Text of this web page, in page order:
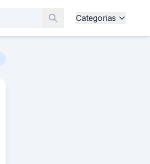
Categorias